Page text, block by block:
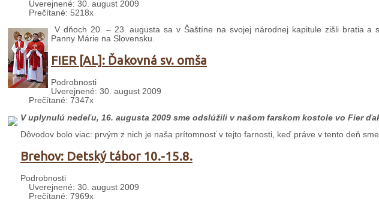
Uverejnené: 30. august 2009
Prečítané: 5218x
V dňoch 20. – 23. augusta sa v Šaštíne na svojej národnej kapitule zišli bratia a
Panny Márie na Slovensku.
FIER [AL]: Ďakovná sv. omša
Podrobnosti
Uverejnené: 30. august 2009
Prečítané: 7347x
V uplynulú nedeľu, 16. augusta 2009 sme odslúžili v našom farskom kostole vo Fier
Dôvodov bolo viac: prvým z nich je naša prítomnosť v tejto farnosti, keď práve v tento deň
Brehov: Detský tábor 10.-15.8.
Podrobnosti
Uverejnené: 30. august 2009
Prečítané: 7969x